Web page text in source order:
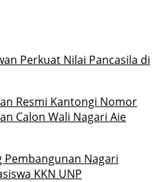
Perkuat Nilai Pancasila di
Resmi Kantongi Nomor
Calon Wali Nagari Aie
Nagari
KKN UNP